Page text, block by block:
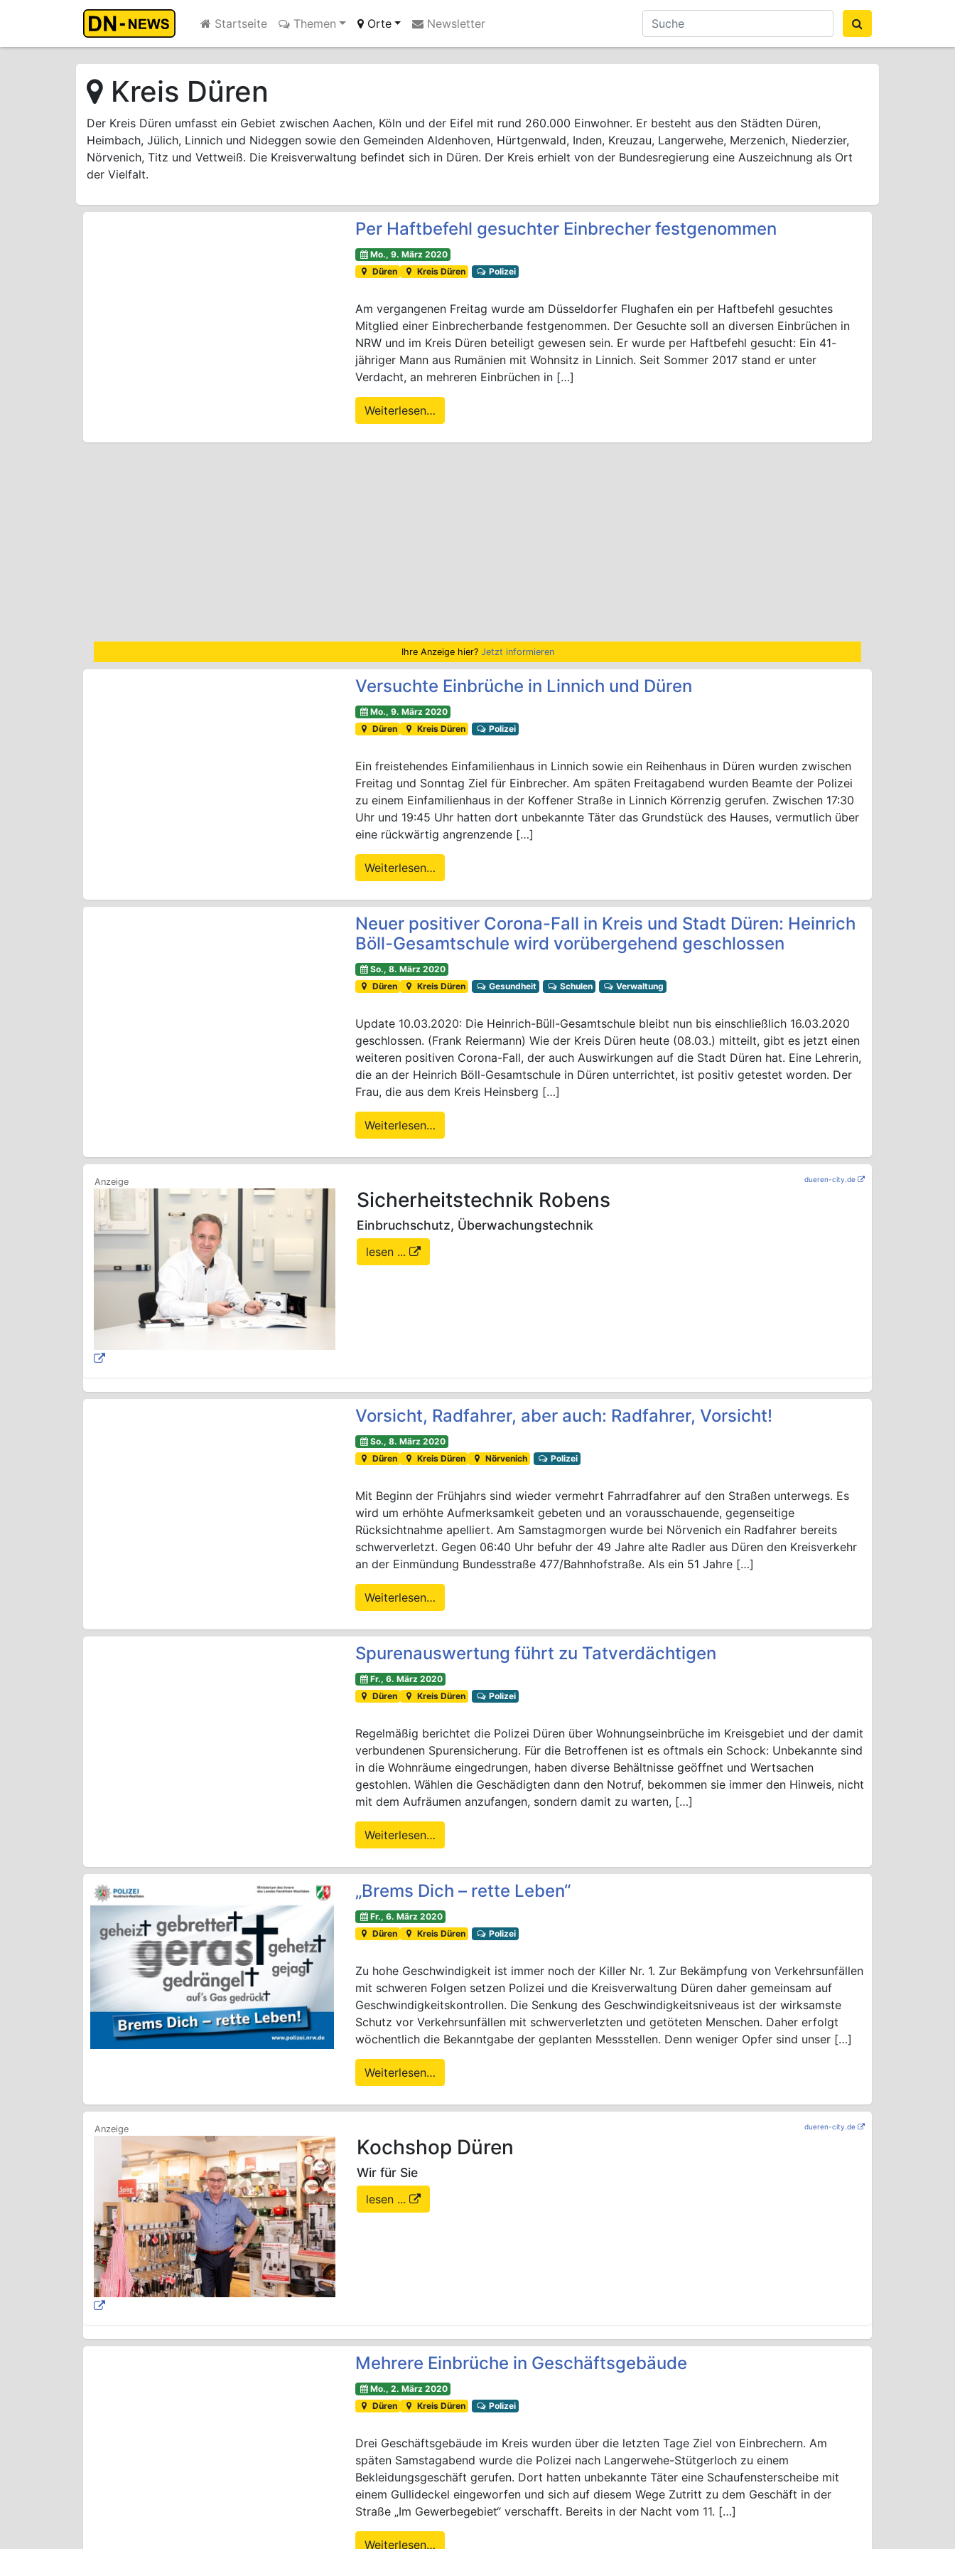
Startseite
Themen Orte Newsletter
Kreis Düren
Der Kreis Düren umfasst ein Gebiet zwischen Aachen, Köln und der Eifel mit rund 260.000 Einwohner. Er besteht aus den Städten Düren,
Heimbach, Jülich, Linnich und Nideggen sowie den Gemeinden Aldenhoven, Hürtgenwald, Inden, Kreuzau, Langerwehe, Merzenich, Niederzier,
Nörvenich, Titz und Vettweiß. Die Kreisverwaltung befindet sich in Düren. Der Kreis erhielt von der Bundesregierung eine Auszeichnung als Ort
der Vielfalt.
Per Haftbefehl gesuchter Einbrecher festgenommen
Mo., 9. März 2020
Düren
Kreis Düren Polizei
Am vergangenen Freitag wurde am Düsseldorfer Flughafen ein per Haftbefehl gesuchtes
Mitglied einer Einbrecherbande festgenommen. Der Gesuchte soll an diversen Einbrüchen in
NRW und im Kreis Düren beteiligt gewesen sein. Er wurde per Haftbefehl gesucht: Ein 41-
jähriger Mann aus Rumänien mit Wohnsitz in Linnich. Seit Sommer 2017 stand er unter
Verdacht, an mehreren Einbrüchen in […]
Weiterlesen…
Ihre Anzeige hier? Jetzt informieren
Versuchte Einbrüche in Linnich und Düren
Mo., 9. März 2020
Düren
Kreis Düren Polizei
Ein freistehendes Einfamilienhaus in Linnich sowie ein Reihenhaus in Düren wurden zwischen
Freitag und Sonntag Ziel für Einbrecher. Am späten Freitagabend wurden Beamte der Polizei
zu einem Einfamilienhaus in der Koffener Straße in Linnich Körrenzig gerufen. Zwischen 17:30
Uhr und 19:45 Uhr hatten dort unbekannte Täter das Grundstück des Hauses, vermutlich über
eine rückwärtig angrenzende […]
Weiterlesen…
Neuer positiver Corona-Fall in Kreis und Stadt Düren: Heinrich
Böll-Gesamtschule wird vorübergehend geschlossen
So., 8. März 2020
Düren
Kreis Düren Gesundheit Schulen Verwaltung
Update 10.03.2020: Die Heinrich-Büll-Gesamtschule bleibt nun bis einschließlich 16.03.2020
geschlossen. (Frank Reiermann) Wie der Kreis Düren heute (08.03.) mitteilt, gibt es jetzt einen
weiteren positiven Corona-Fall, der auch Auswirkungen auf die Stadt Düren hat. Eine Lehrerin,
die an der Heinrich Böll-Gesamtschule in Düren unterrichtet, ist positiv getestet worden. Der
Frau, die aus dem Kreis Heinsberg […]
Weiterlesen…
dueren-city.de
Sicherheitstechnik Robens
Einbruchschutz, Überwachungstechnik
lesen ...
Vorsicht, Radfahrer, aber auch: Radfahrer, Vorsicht!
So., 8. März 2020
Düren
Kreis Düren Nörvenich Polizei
Mit Beginn der Frühjahrs sind wieder vermehrt Fahrradfahrer auf den Straßen unterwegs. Es
wird um erhöhte Aufmerksamkeit gebeten und an vorausschauende, gegenseitige
Rücksichtnahme apelliert. Am Samstagmorgen wurde bei Nörvenich ein Radfahrer bereits
schwerverletzt. Gegen 06:40 Uhr befuhr der 49 Jahre alte Radler aus Düren den Kreisverkehr
an der Einmündung Bundesstraße 477/Bahnhofstraße. Als ein 51 Jahre […]
Weiterlesen…
Spurenauswertung führt zu Tatverdächtigen
Fr., 6. März 2020
Düren
Kreis Düren Polizei
Regelmäßig berichtet die Polizei Düren über Wohnungseinbrüche im Kreisgebiet und der damit
verbundenen Spurensicherung. Für die Betroffenen ist es oftmals ein Schock: Unbekannte sind
in die Wohnräume eingedrungen, haben diverse Behältnisse geöffnet und Wertsachen
gestohlen. Wählen die Geschädigten dann den Notruf, bekommen sie immer den Hinweis, nicht
mit dem Aufräumen anzufangen, sondern damit zu warten, […]
Weiterlesen…
„Brems Dich – rette Leben“
Fr., 6. März 2020
Düren
Kreis Düren Polizei
Zu hohe Geschwindigkeit ist immer noch der Killer Nr. 1. Zur Bekämpfung von Verkehrsunfällen
mit schweren Folgen setzen Polizei und die Kreisverwaltung Düren daher gemeinsam auf
Geschwindigkeitskontrollen. Die Senkung des Geschwindigkeitsniveaus ist der wirksamste
Schutz vor Verkehrsunfällen mit schwerverletzten und getöteten Menschen. Daher erfolgt
wöchentlich die Bekanntgabe der geplanten Messstellen. Denn weniger Opfer sind unser […]
Weiterlesen…
dueren-city.de
Kochshop Düren
Wir für Sie
lesen ...
Mehrere Einbrüche in Geschäftsgebäude
Mo., 2. März 2020
Düren
Kreis Düren Polizei
Drei Geschäftsgebäude im Kreis wurden über die letzten Tage Ziel von Einbrechern. Am
späten Samstagabend wurde die Polizei nach Langerwehe-Stütgerloch zu einem
Bekleidungsgeschäft gerufen. Dort hatten unbekannte Täter eine Schaufensterscheibe mit
einem Gullideckel eingeworfen und sich auf diesem Wege Zutritt zu dem Geschäft in der
Straße „Im Gewerbegebiet“ verschafft. Bereits in der Nacht vom 11. […]
Weiterlesen…